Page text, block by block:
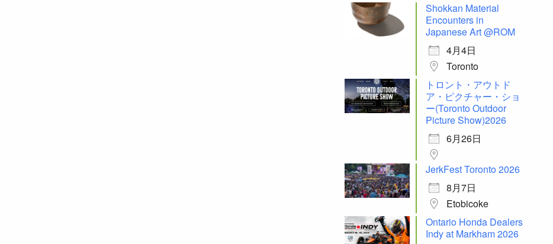
Shokkan Material
Encounters in
Japanese Art @ROM
4月4日
Toronto
トロント・アウトド
ア・ピクチャー・ショ
ー(Toronto Outdoor
Picture Show)2026
6月26日
JerkFest Toronto 2026
8月7日
Etobicoke
Ontario Honda Dealers
Indy at Markham 2026